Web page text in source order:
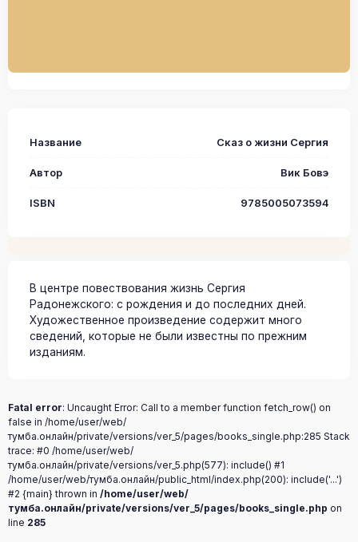
Название Сказ о жизни Сергия
Автор Вик Бовэ
ISBN 9785005073594
В центре повествования жизнь Сергия
Радонежского: с рождения и до последних дней.
Художественное произведение содержит много
сведений, которые не были известны по прежним
изданиям.
Fatal error: Uncaught Error: Call to a member function fetch_row() on
false in /home/user/web/
тумба.онлайн/private/versions/ver_5/pages/books_single.php:285 Stack
trace: #0 /home/user/web/
тумба.онлайн/private/versions/ver_5.php(577): include() #1
/home/user/web/тумба.онлайн/public_html/index.php(200): include('...')
#2 {main} thrown in /home/user/web/
тумба.онлайн/private/versions/ver_5/pages/books_single.php on
line 285